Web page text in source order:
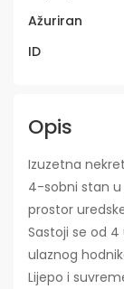
Ažuriran
ID
Opis
Izuzetna
4-sobni stan
prostor
Sastoji se od
ulaznog
Lijepo i